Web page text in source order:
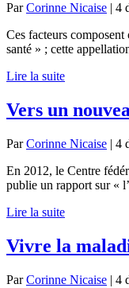
ParCorinne Nicaise | 4
Ces facteurs
santé » ; cette
Lire la suite
Vers un
ParCorinne Nicaise | 4
En 2012, le Centre
publie un rapport sur «
Lire la suite
Vivre la
ParCorinne Nicaise | 4